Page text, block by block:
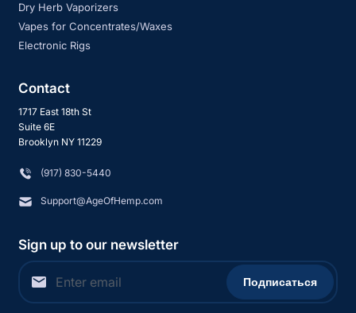
Dry Herb Vaporizers
Vapes for Concentrates/Waxes
Electronic Rigs
Contact
1717 East 18th St
Suite 6E
Brooklyn NY 11229
‪(917) 830-5440
Support@AgeOfHemp.com
Sign up to our newsletter
Подписаться